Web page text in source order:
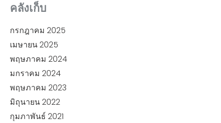
คลังเก็บ
กรกฎาคม 2025
เมษายน 2025
พฤษภาคม 2024
มกราคม 2024
พฤษภาคม 2023
มิถุนายน 2022
กุมภาพันธ์ 2021